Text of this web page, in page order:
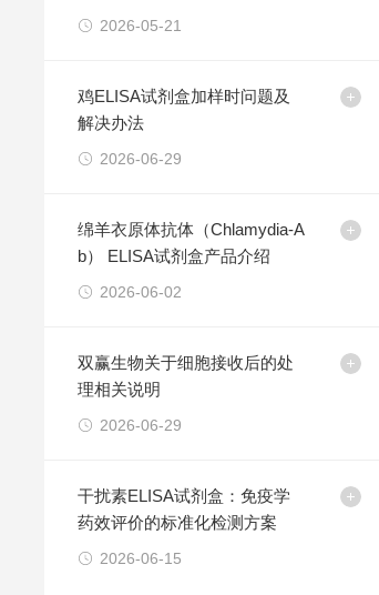
2026-05-21
鸡ELISA试剂盒加样时问题及
解决办法
2026-06-29
绵羊衣原体抗体（Chlamydia-A
b） ELISA试剂盒产品介绍
2026-06-02
双赢生物关于细胞接收后的处
理相关说明
2026-06-29
干扰素ELISA试剂盒：免疫学
药效评价的标准化检测方案
2026-06-15